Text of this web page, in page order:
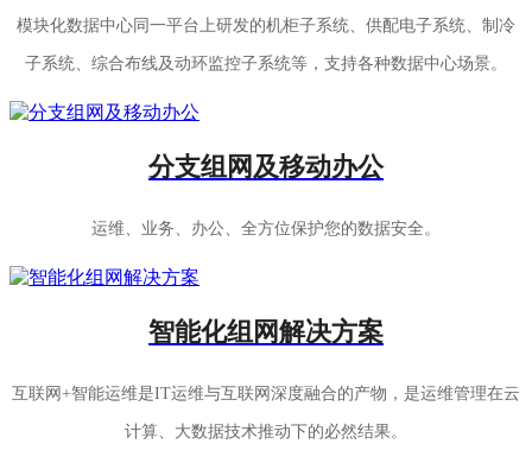
模块化数据中心同一平台上研发的机柜子系统、供配电子系统、制冷
子系统、综合布线及动环监控子系统等，支持各种数据中心场景。
分支组网及移动办公
运维、业务、办公、全方位保护您的数据安全。
智能化组网解决方案
互联网+智能运维是IT运维与互联网深度融合的产物，是运维管理在云
计算、大数据技术推动下的必然结果。